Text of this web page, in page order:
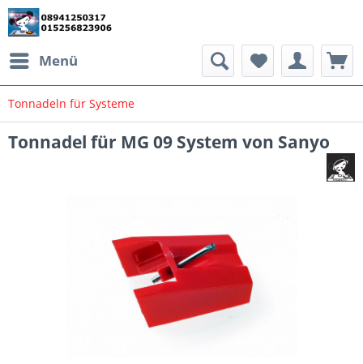
Menü
Tonnadeln für Systeme
Tonnadel für MG 09 System von Sanyo